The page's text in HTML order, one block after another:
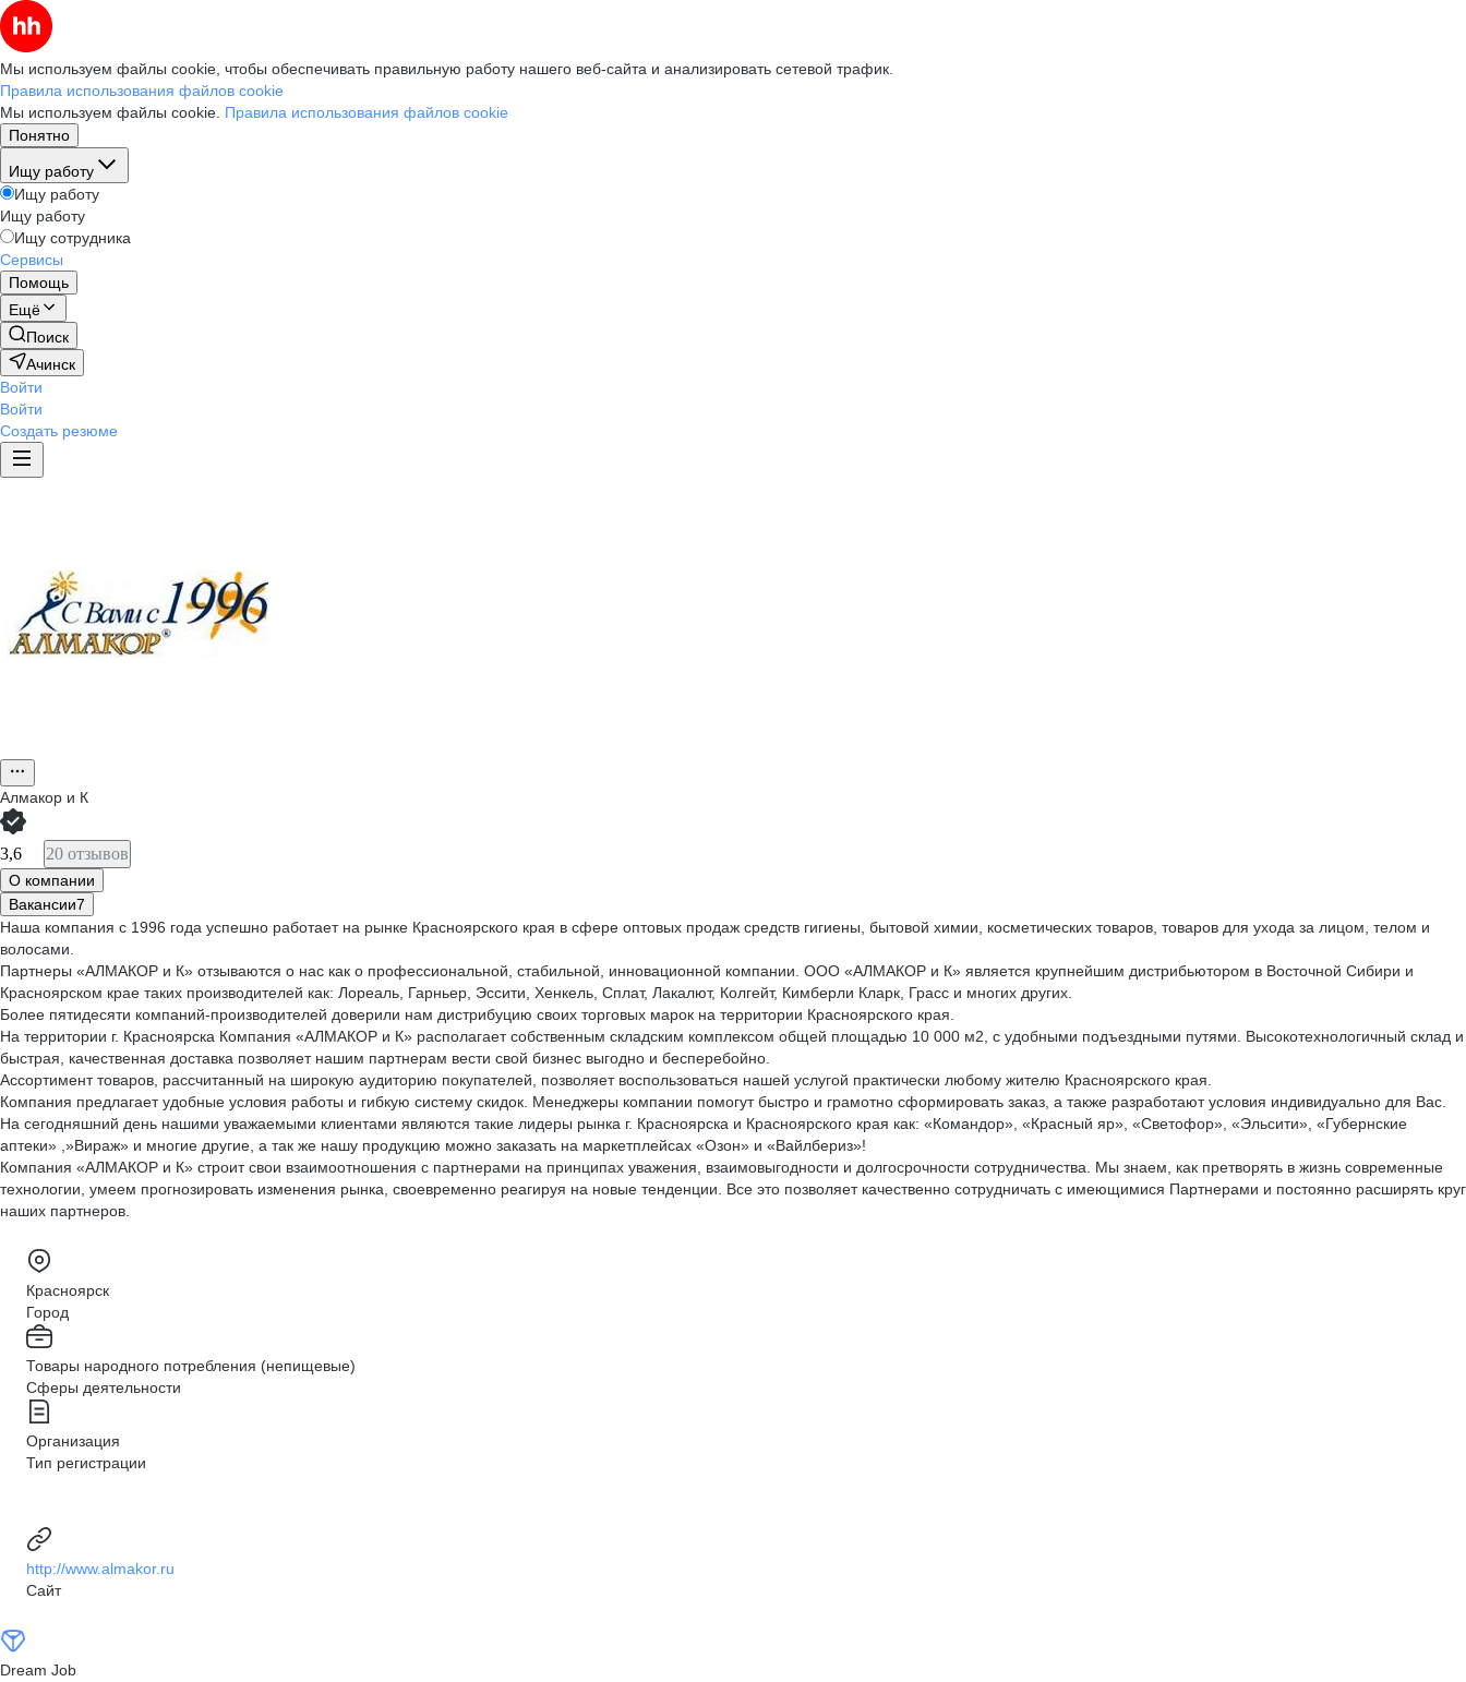
Мы используем файлы cookie, чтобы обеспечивать правильную работу нашего веб-сайта и анализировать сетевой трафик.
Правила использования файлов cookie
Мы используем файлы cookie. Правила использования файлов cookie
Понятно
Ищу работу
Ищу работу
Ищу работу
Ищу сотрудника
Сервисы
Помощь
Ещё
Поиск
Ачинск
Войти
Войти
Создать резюме
Алмакор и К
3,6 20 отзывов
О компании
Вакансии7
Наша компания с 1996 года успешно работает на рынке Красноярского края в сфере оптовых продаж средств гигиены, бытовой химии, косметических товаров, товаров для ухода за лицом, телом и
волосами.
Партнеры «АЛМАКОР и К» отзываются о нас как о профессиональной, стабильной, инновационной компании. ООО «АЛМАКОР и К» является крупнейшим дистрибьютором в Восточной Сибири и
Красноярском крае таких производителей как: Лореаль, Гарньер, Эссити, Хенкель, Сплат, Лакалют, Колгейт, Кимберли Кларк, Грасс и многих других.
Более пятидесяти компаний-производителей доверили нам дистрибуцию своих торговых марок на территории Красноярского края.
На территории г. Красноярска Компания «АЛМАКОР и К» располагает собственным складским комплексом общей площадью 10 000 м2, с удобными подъездными путями. Высокотехнологичный склад и
быстрая, качественная доставка позволяет нашим партнерам вести свой бизнес выгодно и бесперебойно.
Ассортимент товаров, рассчитанный на широкую аудиторию покупателей, позволяет воспользоваться нашей услугой практически любому жителю Красноярского края.
Компания предлагает удобные условия работы и гибкую систему скидок. Менеджеры компании помогут быстро и грамотно сформировать заказ, а также разработают условия индивидуально для Вас.
На сегодняшний день нашими уважаемыми клиентами являются такие лидеры рынка г. Красноярска и Красноярского края как: «Командор», «Красный яр», «Светофор», «Эльсити», «Губернские
аптеки» ,»Вираж» и многие другие, а так же нашу продукцию можно заказать на маркетплейсах «Озон» и «Вайлбериз»!
Компания «АЛМАКОР и К» строит свои взаимоотношения с партнерами на принципах уважения, взаимовыгодности и долгосрочности сотрудничества. Мы знаем, как претворять в жизнь современные
технологии, умеем прогнозировать изменения рынка, своевременно реагируя на новые тенденции. Все это позволяет качественно сотрудничать с имеющимися Партнерами и постоянно расширять круг
наших партнеров.
Красноярск
Город
Товары народного потребления (непищевые)
Сферы деятельности
Организация
Тип регистрации
http://www.almakor.ru
Сайт
Dream Job